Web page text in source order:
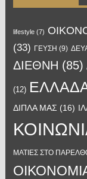
lifestyle(7)
(33) ΓΕΥΣΗ (9)
ΔΙΕΘΝΗ (85)
(12)
ΔΙΠΛΑ ΜΑΣ (16)
ΜΑΤΙΕΣ ΣΤΟ